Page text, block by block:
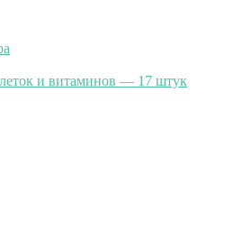
и витаминов — 17 штук